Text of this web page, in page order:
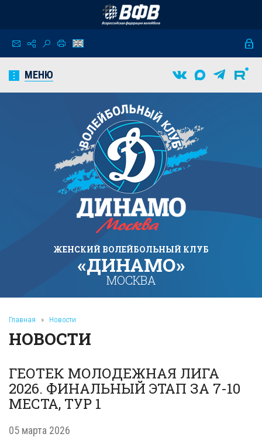
МЕНЮ
ЖЕНСКИЙ ВОЛЕЙБОЛЬНЫЙ КЛУБ
«ДИНАМО»
МОСКВА
Главная » Новости
НОВОСТИ
ГЕОТЕК МОЛОДЕЖНАЯ ЛИГА
2026. ФИНАЛЬНЫЙ ЭТАП ЗА 7-10
МЕСТА, ТУР 1
05 марта 2026